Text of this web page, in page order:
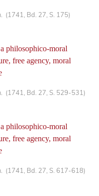
(1741, Bd. 27, S. 175)
philosophico-moral
free agency, moral
(1741, Bd. 27, S. 529-531)
philosophico-moral
free agency, moral
(1741, Bd. 27, S. 617-618)